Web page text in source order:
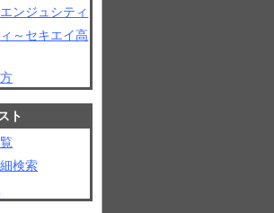
ンジュシティ
～セキエイ高
ト
検索